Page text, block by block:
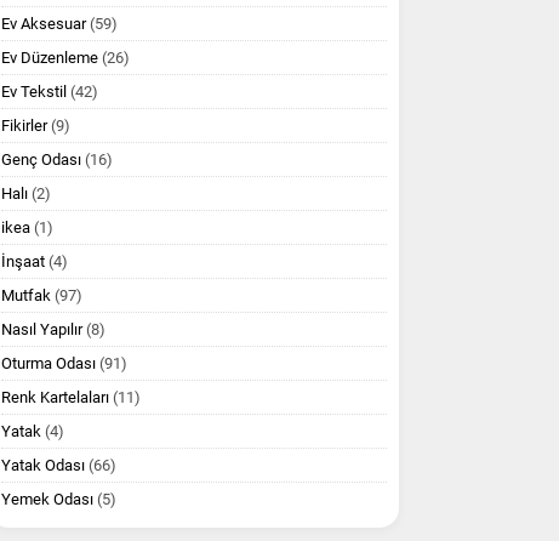
Ev Aksesuar(59)
Ev Düzenleme (26)
Ev Tekstil (42)
Fikirler(9)
Genç Odası (16)
Halı (2)
ikea (1)
İnşaat (4)
Mutfak (97)
Nasıl Yapılır(8)
Oturma Odası (91)
Renk Kartelaları (11)
Yatak (4)
Yatak Odası (66)
Yemek Odası (5)